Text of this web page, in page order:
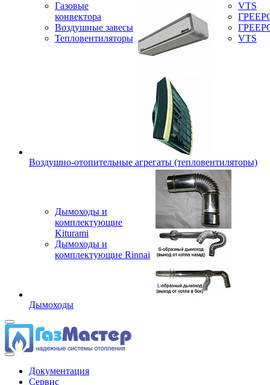
Газовые
конвектора
Воздушные завесы
Тепловентиляторы
VTS
VTS
Воздушно-отопительные агрегаты (тепловентиляторы)
Дымоходы и
комплектующие
Kiturami
Дымоходы и
комплектующие Rinnai
Дымоходы
Документация
Сервис